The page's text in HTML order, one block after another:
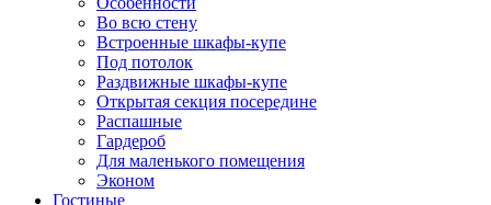
Во всю стену
Встроенные шкафы-купе
Под потолок
Раздвижные шкафы-купе
Открытая секция посередине
Распашные
Гардероб
Для маленького помещения
Эконом
Гостиные